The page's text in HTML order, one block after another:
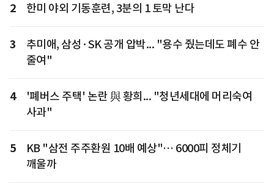
2 한미 야외 기동훈련, 3분의 1 토막 난다
3
추미애, 삼성·SK 공개 압박... "용수 줬는데도 폐수 안
줄여"
4
'폐버스 주택' 논란 與 황희... "청년세대에 머리숙여
사과"
5
KB "삼전 주주환원 10배 예상"… 6000피 정체기
깨울까